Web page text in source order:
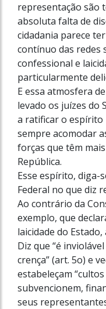
representação são
absoluta falta de
cidadania parece
contínuo das redes
confessional e
particularmente
E essa atmosfera
levado os juízes do
a ratificar o espírito
sempre acomodar
forças que têm
República.
Esse espírito, diga-
Federal no que diz
Ao contrário da
exemplo, que
laicidade do
Diz que “é
crença” (art. 5o) e
estabeleçam
subvencionem,
seus